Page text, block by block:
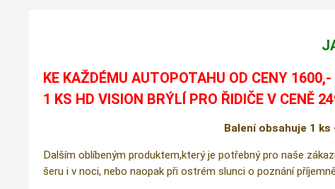
KE KAŽDÉMU AUTOPOTAHU OD CENY
1 KS HD VISION BRÝLÍ PRO ŘIDIČE V CENĚ
Balení obsahuje 1
Dalším oblíbeným produktem,který je potřebný pro naše
šeru i v noci, nebo naopak při ostrém slunci o poznání